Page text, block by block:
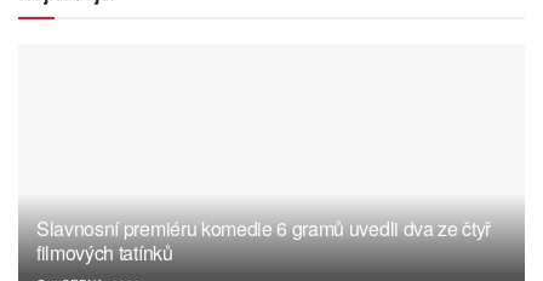
Slavnosní premiéru komedie 6 gramů uvedli dva ze čtyř
filmových tatínků